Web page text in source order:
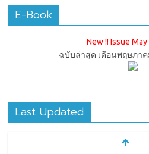
E-Book
New !! Issue
ฉบับล่าสุด เดือนพฤษภา
Last Updated